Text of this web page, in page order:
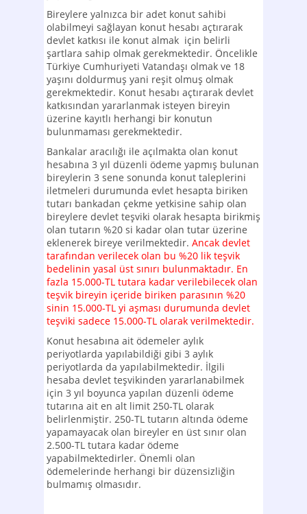
Bireylere yalnızca bir adet konut sahibi
olabilmeyi sağlayan konut hesabı açtırarak
devlet katkısı ile konut almak için belirli
şartlara sahip olmak gerekmektedir. Öncelikle
Türkiye Cumhuriyeti Vatandaşı olmak ve 18
yaşını doldurmuş yani reşit olmuş olmak
gerekmektedir. Konut hesabı açtırarak devlet
katkısından yararlanmak isteyen bireyin
üzerine kayıtlı herhangi bir konutun
bulunmaması gerekmektedir.
Bankalar aracılığı ile açılmakta olan konut
hesabına 3 yıl düzenli ödeme yapmış bulunan
bireylerin 3 sene sonunda konut taleplerini
iletmeleri durumunda evlet hesapta biriken
tutarı bankadan çekme yetkisine sahip olan
bireylere devlet teşviki olarak hesapta birikmiş
olan tutarın %20 si kadar olan tutar üzerine
eklenerek bireye verilmektedir. Ancak devlet
tarafından verilecek olan bu %20 lik teşvik
bedelinin yasal üst sınırı bulunmaktadır. En
fazla 15.000-TL tutara kadar verilebilecek olan
teşvik bireyin içeride biriken parasının %20
sinin 15.000-TL yi aşması durumunda devlet
teşviki sadece 15.000-TL olarak verilmektedir.
Konut hesabına ait ödemeler aylık
periyotlarda yapılabildiği gibi 3 aylık
periyotlarda da yapılabilmektedir. İlgili
hesaba devlet teşvikinden yararlanabilmek
için 3 yıl boyunca yapılan düzenli ödeme
tutarına ait en alt limit 250-TL olarak
belirlenmiştir. 250-TL tutarın altında ödeme
yapamayacak olan bireyler en üst sınır olan
2.500-TL tutara kadar ödeme
yapabilmektedirler. Önemli olan
ödemelerinde herhangi bir düzensizliğin
bulmamış olmasıdır.